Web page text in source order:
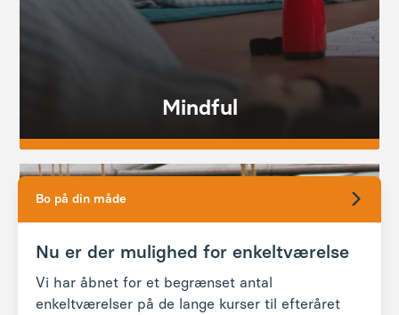
Mindful
Bo på din måde
Nu er der mulighed for enkeltværelse
Vi har åbnet for et begrænset antal
enkeltværelser på de lange kurser til efteråret